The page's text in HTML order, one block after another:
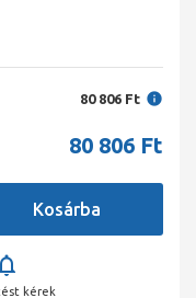
80 806 Ft
80 806 Ft
kérek